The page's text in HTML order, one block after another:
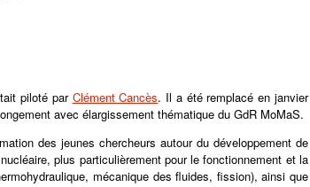
piloté par Clément Cancès. Il a été remplacé en janvier
avec élargissement thématique du GdR MoMaS.
des jeunes chercheurs autour du développement de
plus particulièrement pour le fonctionnement et la
mécanique des fluides, fission), ainsi que